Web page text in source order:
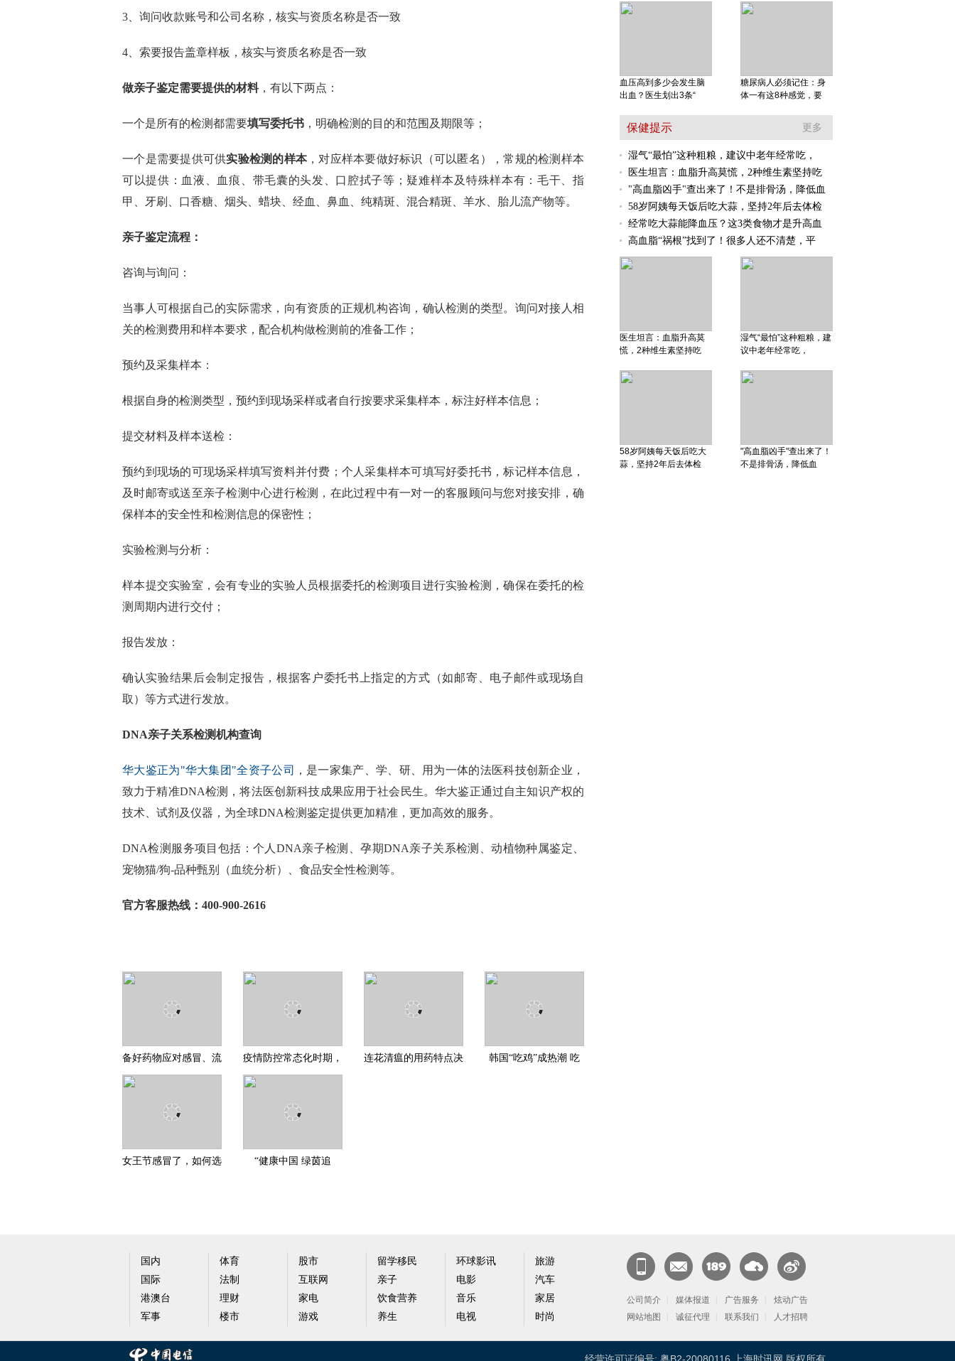
3、询问收款账号和公司名称，核实与资质名称是否一致
4、索要报告盖章样板，核实与资质名称是否一致
做亲子鉴定需要提供的材料，有以下两点：
一个是所有的检测都需要填写委托书 ，明确检测的目的和范围及期限等；
一个是需要提供可供实验检测的样本，对应样本要做好标识（可以匿名），常规的检测样本
可以提供：血液、血痕、带毛囊的头发、口腔拭子等；疑难样本及特殊样本有：毛干、指
甲、牙刷、口香糖、烟头、蜡块、经血、鼻血、纯精斑、混合精斑、羊水、胎儿流产物等。
亲子鉴定流程：
咨询与询问：
当事人可根据自己的实际需求，向有资质的正规机构咨询，确认检测的类型。询问对接人相
关的检测费用和样本要求，配合机构做检测前的准备工作；
预约及采集样本：
根据自身的检测类型，预约到现场采样或者自行按要求采集样本，标注好样本信息；
提交材料及样本送检：
预约到现场的可现场采样填写资料并付费；个人采集样本可填写好委托书，标记样本信息，
及时邮寄或送至亲子检测中心进行检测，在此过程中有一对一的客服顾问与您对接安排，确
保样本的安全性和检测信息的保密性；
实验检测与分析：
样本提交实验室，会有专业的实验人员根据委托的检测项目进行实验检测，确保在委托的检
测周期内进行交付；
报告发放：
确认实验结果后会制定报告，根据客户委托书上指定的方式（如邮寄、电子邮件或现场自
取）等方式进行发放。
DNA亲子关系检测机构查询
华大鉴正为"华大集团"全资子公司
，是一家集产、学、研、用为一体的法医科技创新企业，
致力于精准DNA检测，将法医创新科技成果应用于社会民生。华大鉴正通过自主知识产权的
技术、试剂及仪器，为全球DNA检测鉴定提供更加精准，更加高效的服务。
DNA检测服务项目包括：个人DNA亲子检测、孕期DNA亲子关系检测、动植物种属鉴定、
宠物猫/狗-品种甄别（血统分析）、食品安全性检测等。
官方客服热线：400-900-2616
备好药物应对感冒、流
疫情防控常态化时期，
连花清瘟的用药特点决
韩国“吃鸡”成热潮 吃
女王节感冒了，如何选
“健康中国 绿茵追
糖尿病人必须记住：身
体一有这8种感觉，要
血压高到多少会发生脑
出血？医生划出3条“
保健提示 更多
湿气“最怕”这种粗粮，建议中老年经常吃，
医生坦言：血脂升高莫慌，2种维生素坚持吃
"高血脂凶手"查出来了！不是排骨汤，降低血
58岁阿姨每天饭后吃大蒜，坚持2年后去体检
经常吃大蒜能降血压？这3类食物才是升高血
高血脂“祸根”找到了！很多人还不清楚，平
湿气“最怕”这种粗粮，建
议中老年经常吃，
医生坦言：血脂升高莫
慌，2种维生素坚持吃
"高血脂凶手"查出来了！
不是排骨汤，降低血
58岁阿姨每天饭后吃大
蒜，坚持2年后去体检
国内
国际
港澳台
军事
体育
法制
理财
楼市
股市
互联网
家电
游戏
留学移民
亲子
饮食营养
养生
环球影讯
电影
音乐
电视
旅游
汽车
家居
时尚
户端
箱
博
公司简介 媒体报道 广告服务
炫动广告
网站地图
诚征代理 联系我们 人才招聘